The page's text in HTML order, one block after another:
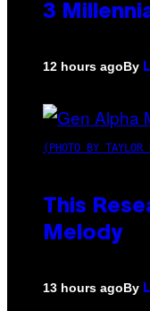
3
12 hours agoBy
(PHOTO BY
This
Melody
13 hours agoBy